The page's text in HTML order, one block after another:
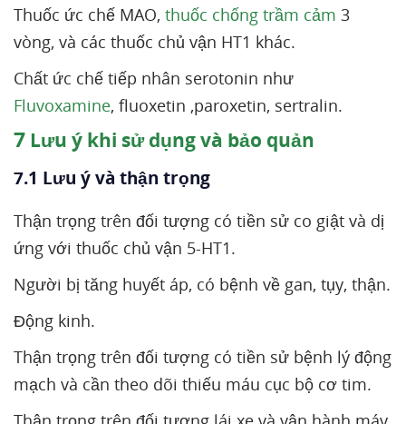
Thuốc ức chế MAO, thuốc chống trầm cảm 3
vòng, và các thuốc chủ vận HT1 khác.
Chất ức chế tiếp nhân serotonin như
Fluvoxamine, fluoxetin ,paroxetin, sertralin.
7 Lưu ý khi sử dụng và bảo quản
7.1 Lưu ý và thận trọng
Thận trọng trên đối tượng có tiền sử co giật và dị
ứng với thuốc chủ vận 5-HT1.
Người bị tăng huyết áp, có bệnh về gan, tụy, thận.
Động kinh.
Thận trọng trên đối tượng có tiền sử bệnh lý động
mạch và cần theo dõi thiếu máu cục bộ cơ tim.